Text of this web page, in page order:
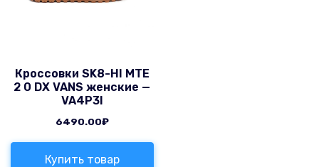
Кроссовки SK8-HI MTE
2 0 DX VANS женские —
VA4P3I
6490.00₽
Купить товар